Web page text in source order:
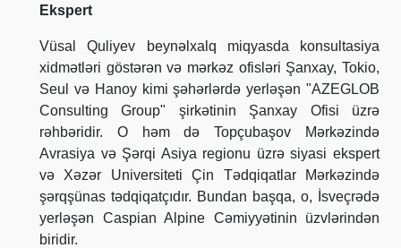
Ekspert
Vüsal Quliyev beynəlxalq miqyasda konsultasiya
xidmətləri göstərən və mərkəz ofisləri Şanxay, Tokio,
Seul və Hanoy kimi şəhərlərdə yerləşən "AZEGLOB
Consulting Group" şirkətinin Şanxay Ofisi üzrə
rəhbəridir. O həm də Topçubaşov Mərkəzində
Avrasiya və Şərqi Asiya regionu üzrə siyasi ekspert
və Xəzər Universiteti Çin Tədqiqatlar Mərkəzində
şərqşünas tədqiqatçıdır. Bundan başqa, o, İsveçrədə
yerləşən Caspian Alpine Cəmiyyətinin üzvlərindən
biridir.